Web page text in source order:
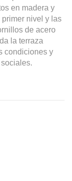
en madera y
nivel y las
de acero
la terraza
condiciones y